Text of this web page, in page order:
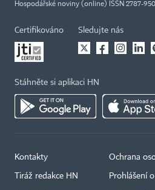
Hospodářské noviny (online) ISSN 2787-
Certifikováno Sledujte nás
Stáhněte si aplikaci HN
Kontakty
Tiráž redakce HN
Ochrana
Prohlášení